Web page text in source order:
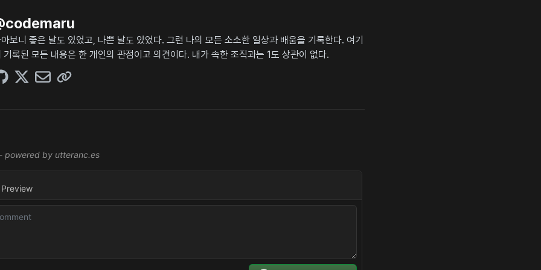
codemaru
보니 좋은 날도 있었고, 나쁜 날도 있었다. 그런 나의 모든 소소한 일상과 배움을 기록한다. 여기
기록된 모든 내용은 한 개인의 관점이고 의견이다. 내가 속한 조직과는 1도 상관이 없다.